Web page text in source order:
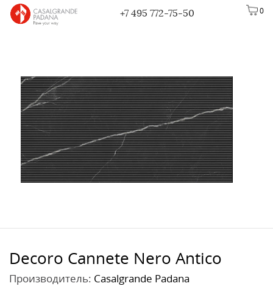
0
+7 495 772-75-50
Decoro Cannete Nero Antico
Производитель: Casalgrande Padana